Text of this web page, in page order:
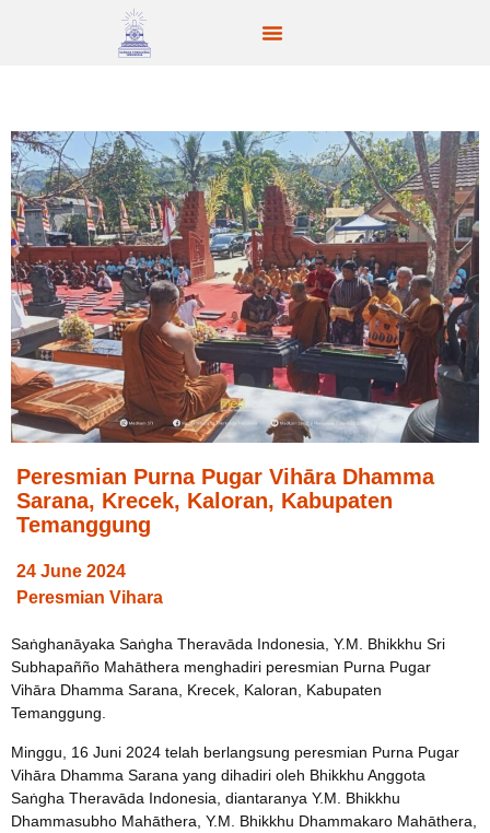
Peresmian Purna Pugar Vihāra Dhamma
Sarana, Krecek, Kaloran, Kabupaten
Temanggung
24 June 2024
Peresmian Vihara
Saṅghanāyaka Saṅgha Theravāda Indonesia, Y.M. Bhikkhu Sri
Subhapañño Mahāthera menghadiri peresmian Purna Pugar
Vihāra Dhamma Sarana, Krecek, Kaloran, Kabupaten
Temanggung.
Minggu, 16 Juni 2024 telah berlangsung peresmian Purna Pugar
Vihāra Dhamma Sarana yang dihadiri oleh Bhikkhu Anggota
Saṅgha Theravāda Indonesia, diantaranya Y.M. Bhikkhu
Dhammasubho Mahāthera, Y.M. Bhikkhu Dhammakaro Mahāthera,